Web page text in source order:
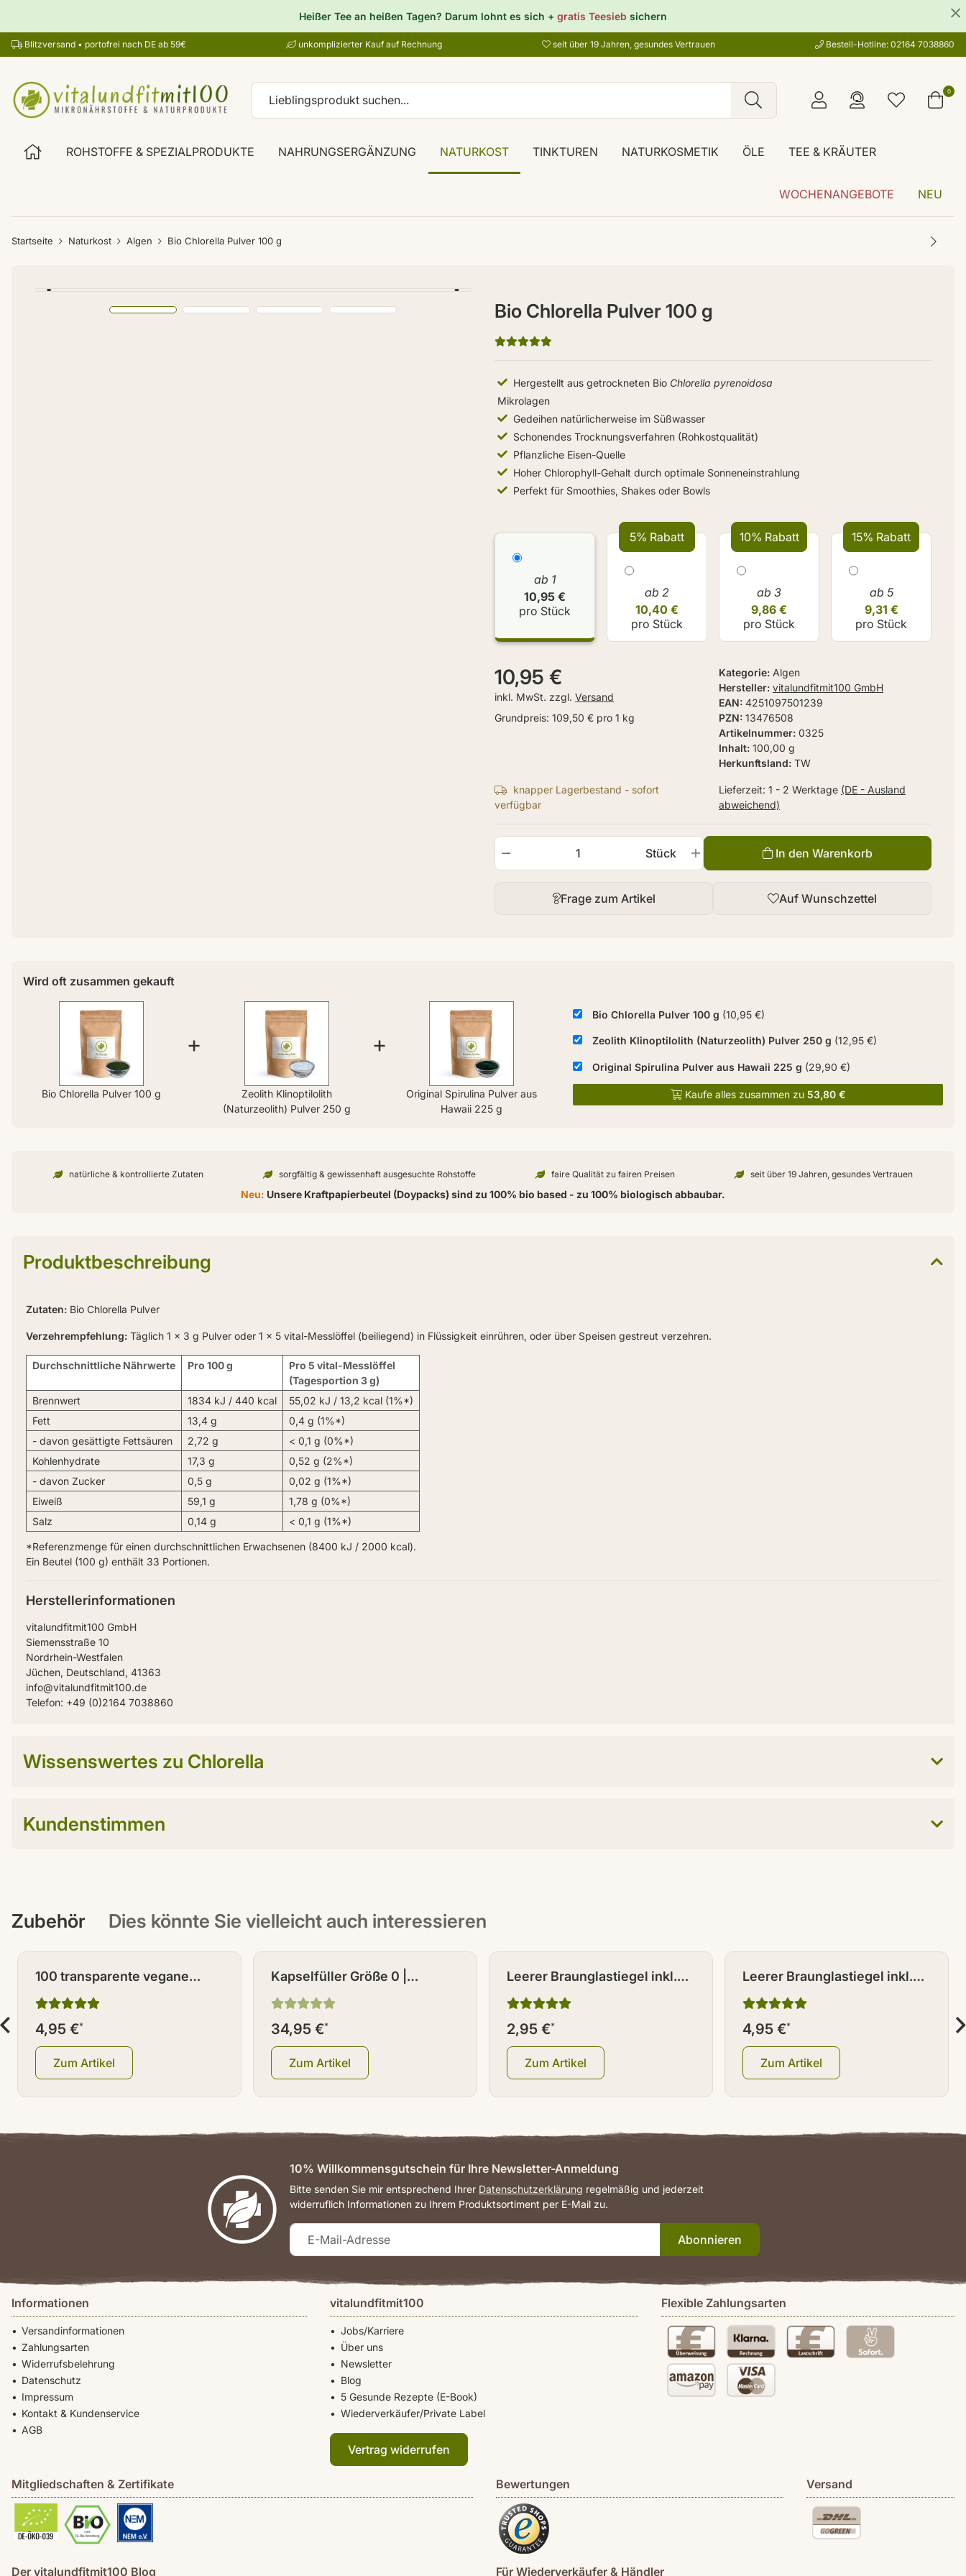
Heißer Tee an heißen Tagen? Darum lohnt es sich + gratis Teesieb sichern
Blitzversand • portofrei nach DE ab 59€ unkomplizierter Kauf auf Rechnung seit über 19 Jahren, gesundes Vertrauen Bestell-Hotline: 02164 7038860
ROHSTOFFE & SPEZIALPRODUKTE NAHRUNGSERGÄNZUNG NATURKOST TINKTUREN NATURKOSMETIK ÖLE TEE & KRÄUTER
WOCHENANGEBOTE NEU
0
Startseite Naturkost Algen Bio Chlorella Pulver 100 g
Bio Chlorella Pulver 100 g
Inhalt 100,00 g
Hersteller vitalundfitmit100 GmbH
Artikelnummer 0325
PZN 13476508
EAN 4251097501239
Herkunftsland TW
Kategorie Algen
Hergestellt aus getrockneten Bio Chlorella pyrenoidosa
Mikrolagen
Gedeihen natürlicherweise im Süßwasser
Schonendes Trocknungsverfahren (Rohkostqualität)
Pflanzliche Eisen-Quelle
Hoher Chlorophyll-Gehalt durch optimale Sonneneinstrahlung
Perfekt für Smoothies, Shakes oder Bowls
10,95 €
inkl. MwSt. zzgl. Versand
Grundpreis: 109,50 € pro 1 kg
Frage zum Artikel Auf Wunschzettel
Stück In den Warenkorb
knapper Lagerbestand - sofort
verfügbar
Lieferzeit: 1 - 2 Werktage (DE - Ausland
abweichend)
ab 1
10,95 €
pro Stück
5% Rabatt
ab 2
10,40 €
pro Stück
10% Rabatt
ab 3
9,86 €
pro Stück
15% Rabatt
ab 5
9,31 €
pro Stück
Wird oft zusammen gekauft
Bio Chlorella Pulver 100 g
+
Zeolith Klinoptilolith
(Naturzeolith) Pulver 250 g
+
Original Spirulina Pulver aus
Hawaii 225 g
Bio Chlorella Pulver 100 g (10,95 €)
Zeolith Klinoptilolith (Naturzeolith) Pulver 250 g (12,95 €)
Original Spirulina Pulver aus Hawaii 225 g (29,90 €)
Kaufe alles zusammen zu 53,80 €
natürliche & kontrollierte Zutaten sorgfältig & gewissenhaft ausgesuchte Rohstoffe faire Qualität zu fairen Preisen seit über 19 Jahren, gesundes Vertrauen
Neu: Unsere Kraftpapierbeutel (Doypacks) sind zu 100% bio based - zu 100% biologisch abbaubar.
Produktbeschreibung
Zutaten: Bio Chlorella Pulver
Verzehrempfehlung: Täglich 1 x 3 g Pulver oder 1 x 5 vital-Messlöffel (beiliegend) in Flüssigkeit einrühren, oder über Speisen gestreut verzehren.
Durchschnittliche Nährwerte Pro 100 g
Pro 5 vital-Messlöffel
(Tagesportion 3 g)
Brennwert
1834 kJ / 440 kcal
55,02 kJ / 13,2 kcal (1%*)
Fett
13,4 g
0,4 g (1%*)
- davon gesättigte Fettsäuren
2,72 g
< 0,1 g (0%*)
Kohlenhydrate
17,3 g
0,52 g (2%*)
- davon Zucker
0,5 g
0,02 g (1%*)
Eiweiß
59,1 g
1,78 g (0%*)
Salz
0,14 g < 0,1 g (1%*)
*Referenzmenge für einen durchschnittlichen Erwachsenen (8400 kJ / 2000 kcal).
Ein Beutel (100 g) enthält 33 Portionen.
Herstellerinformationen
vitalundfitmit100 GmbH
Siemensstraße 10
Nordrhein-Westfalen
Jüchen, Deutschland, 41363
info@vitalundfitmit100.de
Telefon: +49 (0)2164 7038860
Wissenswertes zu Chlorella
Kundenstimmen
Zubehör Dies könnte Sie vielleicht auch interessieren
100 transparente vegane
Kapseln / Leerkapseln Größe
4,95 €*
Zum Artikel
Kapselfüller Größe 0 |
Standard 50
34,95 €*
Zum Artikel
Leerer Braunglastiegel inkl.
Deckel 120 ml
2,95 €*
Zum Artikel
Leerer Braunglastiegel inkl.
Deckel 500 ml
4,95 €*
Zum Artikel
Informationen
Versandinformationen
Zahlungsarten
Widerrufsbelehrung
Datenschutz
Impressum
Kontakt & Kundenservice
AGB
vitalundfitmit100
Jobs/Karriere
Über uns
Newsletter
Blog
5 Gesunde Rezepte (E-Book)
Wiederverkäufer/Private Label
Vertrag widerrufen
Flexible Zahlungsarten
Mitgliedschaften & Zertifikate Bewertungen Versand
Der vitalundfitmit100 Blog Für Wiederverkäufer & Händler
10% Willkommensgutschein für Ihre Newsletter-Anmeldung
Bitte senden Sie mir entsprechend Ihrer Datenschutzerklärung regelmäßig und jederzeit
widerruflich Informationen zu Ihrem Produktsortiment per E-Mail zu.
Abonnieren